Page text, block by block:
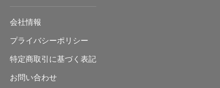
会社情報
プライバシーポリシー
特定商取引に基づく表記
お問い合わせ